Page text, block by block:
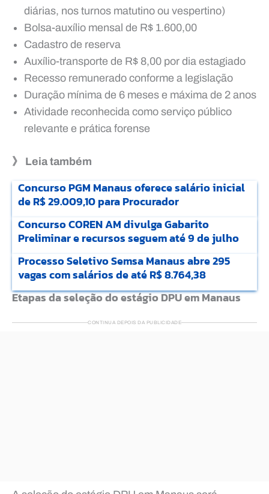
diárias, nos turnos matutino ou vespertino)
Bolsa-auxílio mensal de R$ 1.600,00
Cadastro de reserva
Auxílio-transporte de R$ 8,00 por dia estagiado
Recesso remunerado conforme a legislação
Duração mínima de 6 meses e máxima de 2 anos
Atividade reconhecida como serviço público
relevante e prática forense
》 Leia também
Concurso PGM Manaus oferece salário inicial
de R$ 29.009,10 para Procurador
Concurso COREN AM divulga Gabarito
Preliminar e recursos seguem até 9 de julho
Processo Seletivo Semsa Manaus abre 295
vagas com salários de até R$ 8.764,38
Etapas da seleção do estágio DPU em Manaus
CONTINUA DEPOIS DA PUBLICIDADE